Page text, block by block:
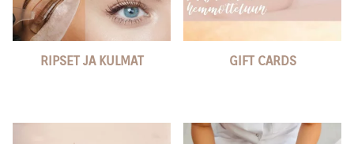
RIPSET JA KULMAT GIFT CARDS